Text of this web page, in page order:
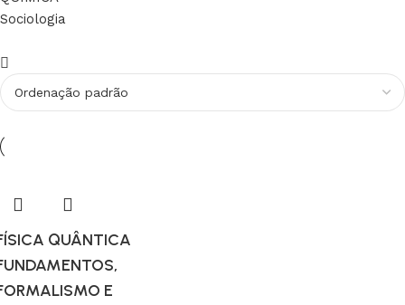
Sociologia
QUÂNTICA
E